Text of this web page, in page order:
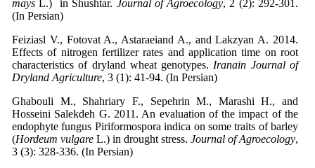
maysL.) in Shushtar. Journal of Agroecology, 2 (2): 292-301.
(In Persian)
Feiziasl V., Fotovat A., Astaraeiand A., and Lakzyan A. 2014.
Effects of nitrogen fertilizer rates and application time on root
characteristics of dryland wheat genotypes. Iranain Journal of
Dryland Agriculture, 3 (1): 41-94. (In Persian)
Ghabouli M., Shahriary F., Sepehrin M., Marashi H., and
Hosseini Salekdeh G. 2011. An evaluation of the impact of the
endophyte fungus Piriformospora indica on some traits of barley
(Hordeum vulgare L.) in drought stress. Journal of Agroecology,
3 (3): 328-336. (In Persian)